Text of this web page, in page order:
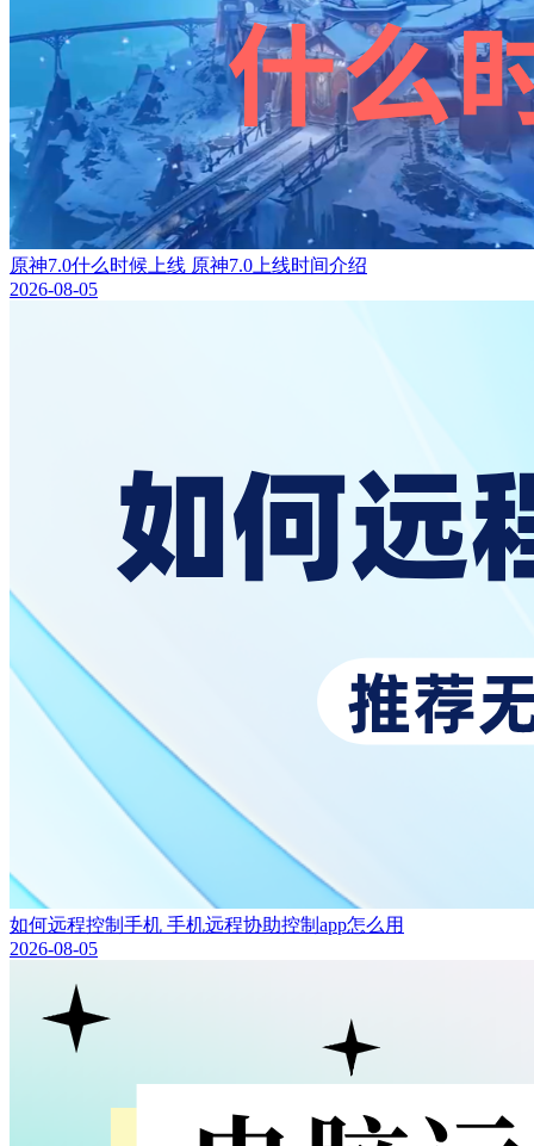
原神7.0什么时候上线 原神7.0上线时间介绍
2026-08-05
如何远程控制手机 手机远程协助控制app怎么用
2026-08-05